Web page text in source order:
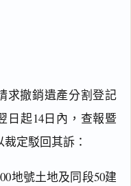
求撤銷遺產分割登記
日起14日內，查報暨
定駁回其訴：
地號土地及同段50建